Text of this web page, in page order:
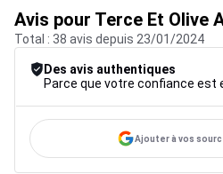
Avis pour Terce Et Olive
Total : 38 avis depuis 23/01/2024
Des avis authentiques
Ajouter à vos